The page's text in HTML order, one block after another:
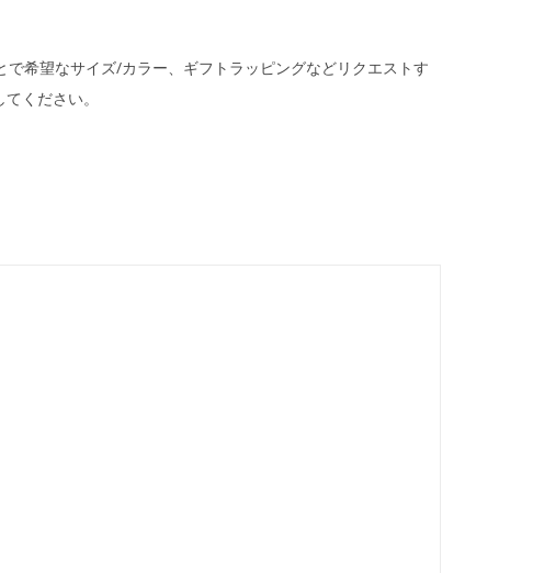
希望なサイズ/カラー、ギフトラッピングなどリクエストす
ください。